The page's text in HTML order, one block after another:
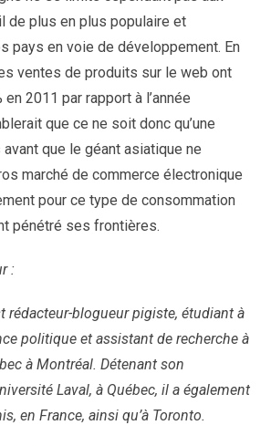
de plus en plus populaire et
pays en voie de développement. En
ventes de produits sur le web ont
2011 par rapport à l’année
que ce ne soit donc qu’une
que le géant asiatique ne
marché de commerce électronique
pour ce type de consommation
pénétré ses frontières.
:
rédacteur-blogueur pigiste, étudiant à
politique et assistant de recherche à
à Montréal. Détenant son
Laval, à Québec, il a également
en France, ainsi qu’à Toronto.